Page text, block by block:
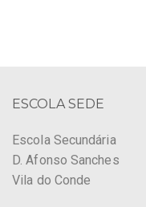
ESCOLA SEDE
Escola Secundária
D. Afonso Sanches
Vila do Conde